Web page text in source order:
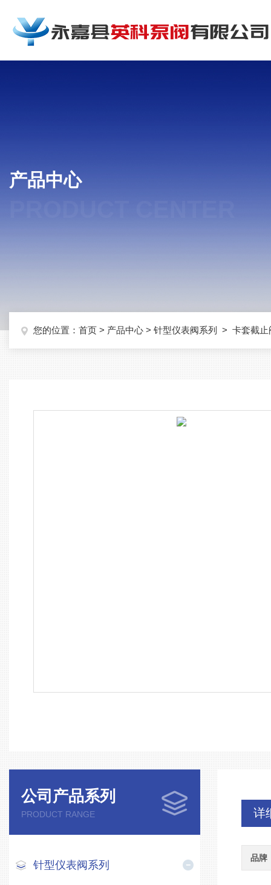
产品中心
您的位置： 首页 > 产品中心 > 针型仪表阀系列 > 卡套截止
公司产品系列
PRODUCT RANGE
针型仪表阀系列
详
品牌